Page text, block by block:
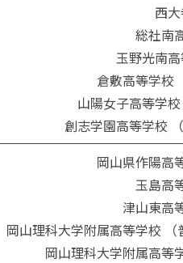
西
総社南
玉野光南
倉敷高等学校
山陽女子高等学
創志学園高等学校
岡山県作陽高
玉島高
津山東高
岡山理科大学附属高等学校 （
岡山理科大学附属高等